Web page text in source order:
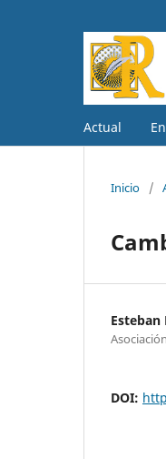
Actual
Inicio /
Esteban
DOI: